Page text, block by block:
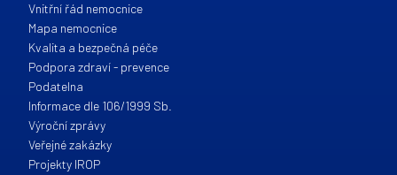
Vnitřní řád nemocnice
Mapa nemocnice
Kvalita a bezpečná péče
Podpora zdraví - prevence
Podatelna
Informace dle 106/1999 Sb.
Výroční zprávy
Veřejné zakázky
Projekty IROP